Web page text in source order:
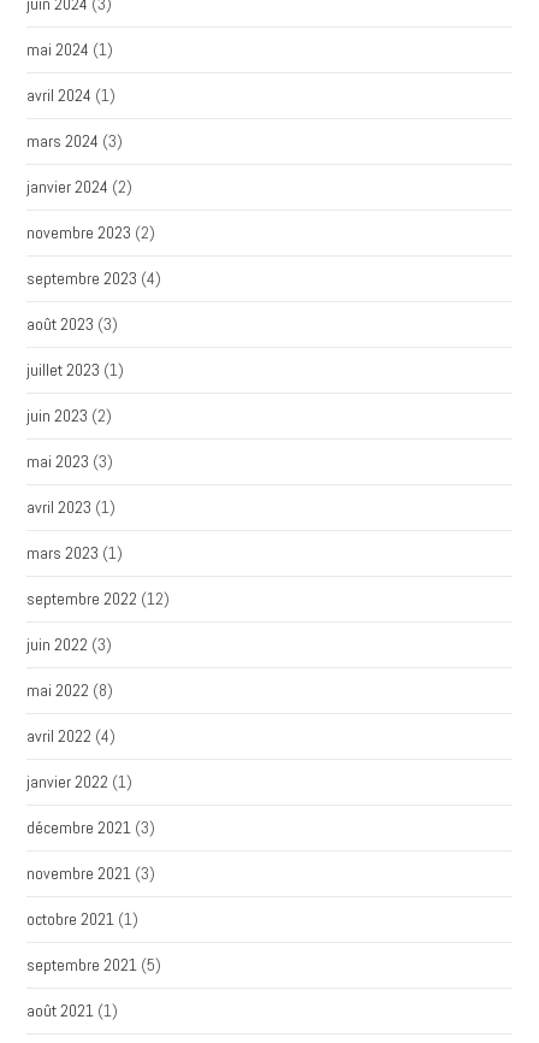
mai 2024 (1)
avril 2024 (1)
mars 2024 (3)
janvier 2024 (2)
novembre 2023 (2)
septembre 2023 (4)
août 2023 (3)
juillet 2023 (1)
juin 2023 (2)
mai 2023 (3)
avril 2023 (1)
mars 2023 (1)
septembre 2022 (12)
juin 2022 (3)
mai 2022 (8)
avril 2022 (4)
janvier 2022 (1)
décembre 2021 (3)
novembre 2021 (3)
octobre 2021 (1)
septembre 2021 (5)
août 2021 (1)